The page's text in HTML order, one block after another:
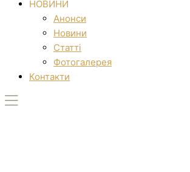
НОВИНИ
Анонси
Новини
Статті
Фотогалерея
Контакти